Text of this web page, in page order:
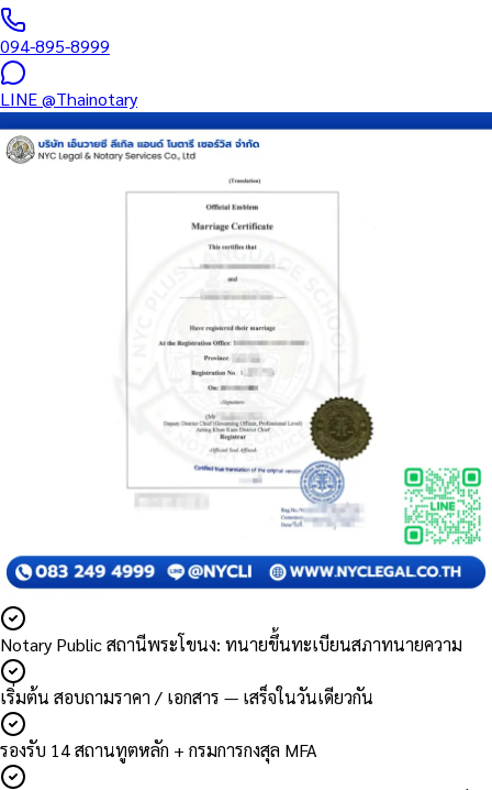
094-895-8999
LINE@Thainotary
Notary Public สถานีพระโขนง: ทนายขึ้นทะเบียนสภาทนายความ
เริ่มต้น สอบถามราคา / เอกสาร — เสร็จในวันเดียวกัน
รองรับ 14 สถานทูตหลัก + กรมการกงสุล MFA